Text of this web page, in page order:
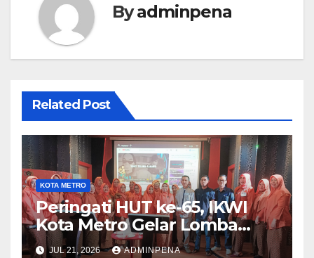
Byadminpena
Related Post
KOTA METRO
Peringati HUT ke-65, IKWI
Kota Metro Gelar Lomba
Fashion Show
JUL 21, 2026 ADMINPENA